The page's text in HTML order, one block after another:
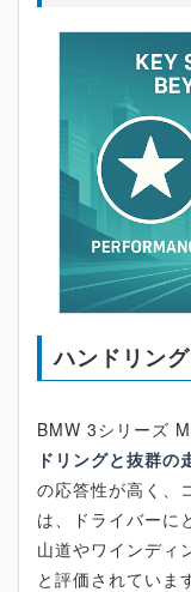
ハンドリン
BMW 3シリーズ
ドリングと抜群の
の応答性が高く、
は、ドライバーに
山道やワインディ
と評価されていま